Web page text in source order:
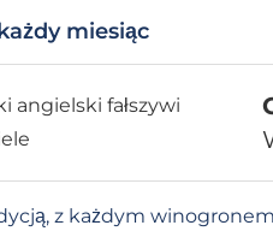
miesiąc
z każdym